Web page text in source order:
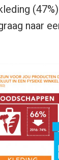
naar